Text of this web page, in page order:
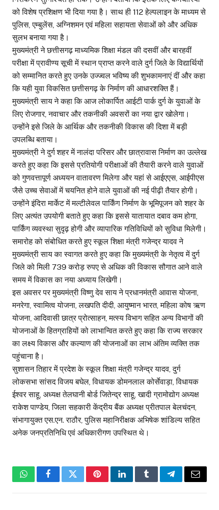
को विशेष प्रशिक्षण भी दिया गया है। साथ ही 112 हेल्पलाइन के माध्यम से
पुलिस, एम्बुलेंस, अग्निशमन एवं महिला सहायता सेवाओं को और अधिक
सुलभ बनाया गया है।
मुख्यमंत्री ने छत्तीसगढ़ माध्यमिक शिक्षा मंडल की दसवीं और बारहवीं
परीक्षा में प्रावीण्य सूची में स्थान प्राप्त करने वाले दुर्ग जिले के विद्यार्थियों
को सम्मानित करते हुए उनके उज्ज्वल भविष्य की शुभकामनाएं दीं और कहा
कि यही युवा विकसित छत्तीसगढ़ के निर्माण की आधारशक्ति हैं।
मुख्यमंत्री साय ने कहा कि आज लोकार्पित आईटी पार्क दुर्ग के युवाओं के
लिए रोजगार, नवाचार और तकनीकी अवसरों का नया द्वार खोलेगा।
उन्होंने इसे जिले के आर्थिक और तकनीकी विकास की दिशा में बड़ी
उपलब्धि बताया।
मुख्यमंत्री ने दुर्ग शहर में नालंदा परिसर और छात्रावास निर्माण का उल्लेख
करते हुए कहा कि इससे प्रतियोगी परीक्षाओं की तैयारी करने वाले युवाओं
को गुणवत्तापूर्ण अध्ययन वातावरण मिलेगा और यहां से आईएएस, आईपीएस
जैसे उच्च सेवाओं में चयनित होने वाले युवाओं की नई पीढ़ी तैयार होगी।
उन्होंने इंदिरा मार्केट में मल्टीलेवल पार्किंग निर्माण के भूमिपूजन को शहर के
लिए अत्यंत उपयोगी बताते हुए कहा कि इससे यातायात दबाव कम होगा,
पार्किंग व्यवस्था सुदृढ़ होगी और व्यापारिक गतिविधियों को सुविधा मिलेगी।
समारोह को संबोधित करते हुए स्कूल शिक्षा मंत्री गजेन्द्र यादव ने
मुख्यमंत्री साय का स्वागत करते हुए कहा कि मुख्यमंत्री के नेतृत्व में दुर्ग
जिले को मिली 739 करोड़ रुपए से अधिक की विकास सौगात आने वाले
समय में विकास का नया अध्याय लिखेगी।
इस अवसर पर मुख्यमंत्री विष्णु देव साय ने प्रधानमंत्री आवास योजना,
मनरेगा, स्वामित्व योजना, लखपति दीदी, आयुष्मान भारत, महिला कोष ऋण
योजना, आदिवासी छात्र प्रोत्साहन, मत्स्य विभाग सहित अन्य विभागों की
योजनाओं के हितग्राहियों को लाभान्वित करते हुए कहा कि राज्य सरकार
का लक्ष्य विकास और कल्याण की योजनाओं का लाभ अंतिम व्यक्ति तक
पहुंचाना है।
सुशासन तिहार में प्रदेश के स्कूल शिक्षा मंत्री गजेन्द्र यादव, दुर्ग
लोकसभा सांसद विजय बघेल, विधायक डोमनलाल कोर्सेवाड़ा, विधायक
ईश्वर साहू, अध्यक्ष तेलघानी बोर्ड जितेन्द्र साहू, खादी ग्रामोद्योग अध्यक्ष
राकेश पाण्डेय, जिला सहकारी केंद्रीय बैंक अध्यक्ष प्रीतपाल बेलचंदन,
संभागायुक्त एस.एन. राठौर, पुलिस महानिरीक्षक अभिषेक शांडिल्य सहित
अनेक जनप्रतिनिधि एवं अधिकारीगण उपस्थित थे।
WhatsAppFacebookTwitterPinterestLinkedInTumblrTelegramEmail